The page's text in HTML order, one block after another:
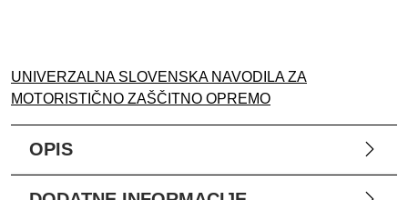
UNIVERZALNA SLOVENSKA NAVODILA ZA
MOTORISTIČNO ZAŠČITNO OPREMO
OPIS